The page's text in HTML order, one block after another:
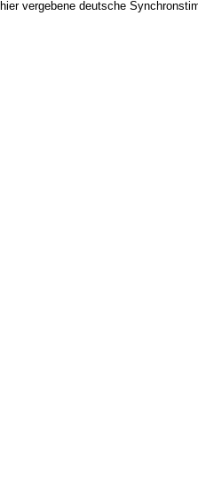
vergebene deutsche Synchron